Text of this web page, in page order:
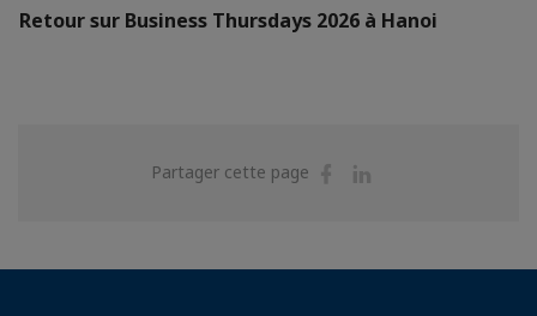
Retour sur Business Thursdays 2026 à Hanoi
Partager cette page
Partager